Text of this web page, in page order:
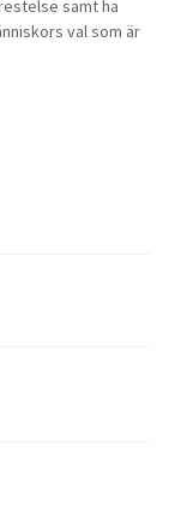
samt ha
val som är